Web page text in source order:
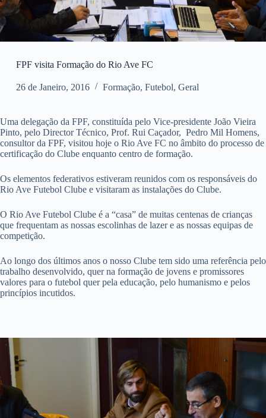
FPF visita Formação do Rio Ave FC
26 de Janeiro, 2016 Formação, Futebol, Geral
Uma delegação da FPF, constituída pelo Vice-presidente João Vieira
Pinto, pelo Director Técnico, Prof. Rui Caçador, Pedro Mil Homens,
consultor da FPF, visitou hoje o Rio Ave FC no âmbito do processo de
certificação do Clube enquanto centro de formação.
Os elementos federativos estiveram reunidos com os responsáveis do
Rio Ave Futebol Clube e visitaram as instalações do Clube.
O Rio Ave Futebol Clube é a “casa” de muitas centenas de crianças
que frequentam as nossas escolinhas de lazer e as nossas equipas de
competição.
Ao longo dos últimos anos o nosso Clube tem sido uma referência pelo
trabalho desenvolvido, quer na formação de jovens e promissores
valores para o futebol quer pela educação, pelo humanismo e pelos
princípios incutidos.